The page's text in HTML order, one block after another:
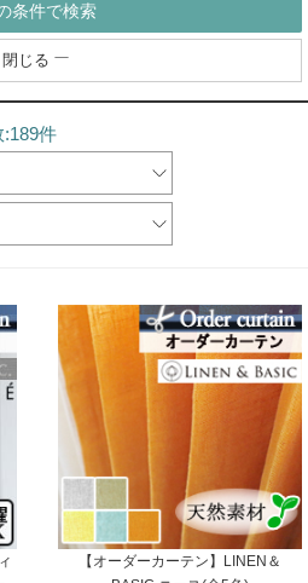
閉じる
条件で検索
件
【オーダーカーテン】LINEN＆